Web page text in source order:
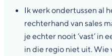
Ik werk ondertussen al
rechterhand van sales
je echter nooit ‘vast’ in
in die regio niet uit.